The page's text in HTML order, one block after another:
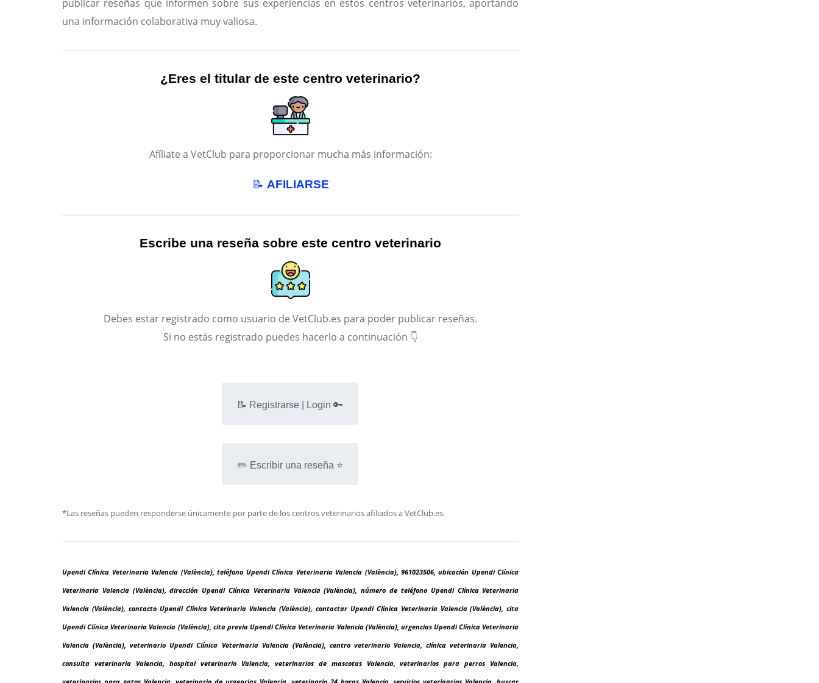
publicar reseñas que informen sobre sus experiencias en estos centros veterinarios, aportando
una información colaborativa muy valiosa.
¿Eres el titular de este centro veterinario?
Afíliate a VetClub para proporcionar mucha más información:
📝 AFILIARSE
Escribe una reseña sobre este centro veterinario
Debes estar registrado como usuario de VetClub.es para poder publicar reseñas.
Si no estás registrado puedes hacerlo a continuación 👇
📝 Registrarse | Login 🔑
✏️ Escribir una reseña ⭐
*Las reseñas pueden responderse únicamente por parte de los centros veterinarios afiliados a VetClub.es.
Upendi Clínica Veterinaria Valencia (València), teléfono Upendi Clínica Veterinaria Valencia (València), 961023506, ubicación Upendi Clínica
Veterinaria Valencia (València), dirección Upendi Clínica Veterinaria Valencia (València), número de teléfono Upendi Clínica Veterinaria
Valencia (València), contacto Upendi Clínica Veterinaria Valencia (València), contactar Upendi Clínica Veterinaria Valencia (València), cita
Upendi Clínica Veterinaria Valencia (València), cita previa Upendi Clínica Veterinaria Valencia (València), urgencias Upendi Clínica Veterinaria
Valencia (València), veterinario Upendi Clínica Veterinaria Valencia (València), centro veterinario Valencia, clínica veterinaria Valencia,
consulta veterinaria Valencia, hospital veterinario Valencia, veterinarios de mascotas Valencia, veterinarios para perros Valencia,